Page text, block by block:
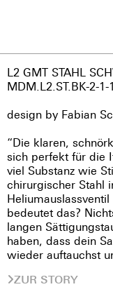
L2 GMT STAHL
MDM.L2.ST.BK-2-1-1
design by Fabian
“Die klaren,
sich perfekt für die
viel Substanz wie
chirurgischer Stahl
bedeutet das?
langen
haben, dass dein
wieder auftauchst
ZUR STORY